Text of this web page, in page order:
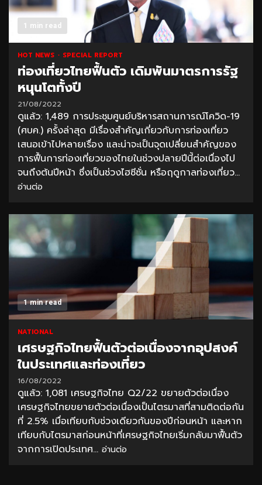
1 min read
HOT NEWS SPECIAL REPORT
ท่องเที่ยวไทยฟื้นตัว เดิมพันมาตรการรัฐ
หนุนโตทั้งปี
21/08/2022
ดูแล้ว: 1,489 การประชุมศูนย์บริหารสถานการณ์โควิด-19
(ศบค.) ครั้งล่าสุด มีเรื่องสำคัญเกี่ยวกับการท่องเที่ยว
เสนอเข้าไปหลายเรื่อง และน่าจะเป็นจุดเปลี่ยนสำคัญของ
การฟื้นการท่องเที่ยวของไทยในช่วงปลายปีนี้ต่อเนื่องไป
จนถึงต้นปีหน้า ซึ่งเป็นช่วงไฮซีซั่น หรือฤดูกาลท่องเที่ยว...
อ่านต่อ
1 min read
NATIONAL
เศรษฐกิจไทยฟื้นตัวต่อเนื่องจากอุปสงค์
ในประเทศและท่องเที่ยว
16/08/2022
ดูแล้ว: 1,081 เศรษฐกิจไทย Q2/22 ขยายตัวต่อเนื่อง
เศรษฐกิจไทยขยายตัวต่อเนื่องเป็นไตรมาสที่สามติดต่อกัน
ที่ 2.5% เมื่อเทียบกับช่วงเดียวกันของปีก่อนหน้า และหาก
เทียบกับไตรมาสก่อนหน้าที่เศรษฐกิจไทยเริ่มกลับมาฟื้นตัว
จากการเปิดประเทศ... อ่านต่อ